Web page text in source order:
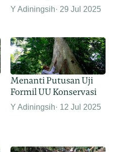
Y Adiningsih 29 Jul 2025
Menanti Putusan Uji
Formil UU Konservasi
Y Adiningsih 12 Jul 2025